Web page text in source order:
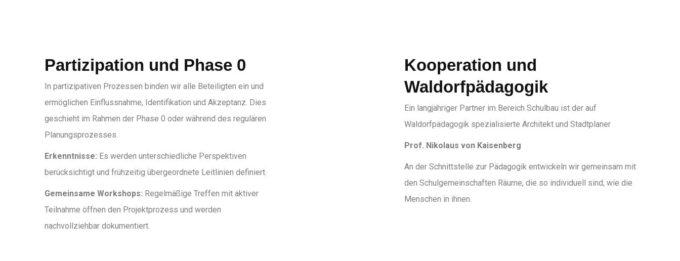
Partizipation und Phase 0
In partizipativen Prozessen binden wir alle Beteiligten ein und
ermöglichen Einflussnahme, Identifikation und Akzeptanz. Dies
geschieht im Rahmen der Phase 0 oder während des regulären
Planungsprozesses.
Erkenntnisse: Es werden unterschiedliche Perspektiven
berücksichtigt und frühzeitig übergeordnete Leitlinien definiert.
Gemeinsame Workshops: Regelmäßige Treffen mit aktiver
Teilnahme öffnen den Projektprozess und werden
nachvollziehbar dokumentiert.
Kooperation und
Waldorfpädagogik
Ein langjähriger Partner im Bereich Schulbau ist der auf
Waldorfpädagogik spezialisierte Architekt und Stadtplaner
Prof. Nikolaus von Kaisenberg
An der Schnittstelle zur Pädagogik entwickeln wir gemeinsam mit
den Schulgemeinschaften Räume, die so individuell sind, wie die
Menschen in ihnen.